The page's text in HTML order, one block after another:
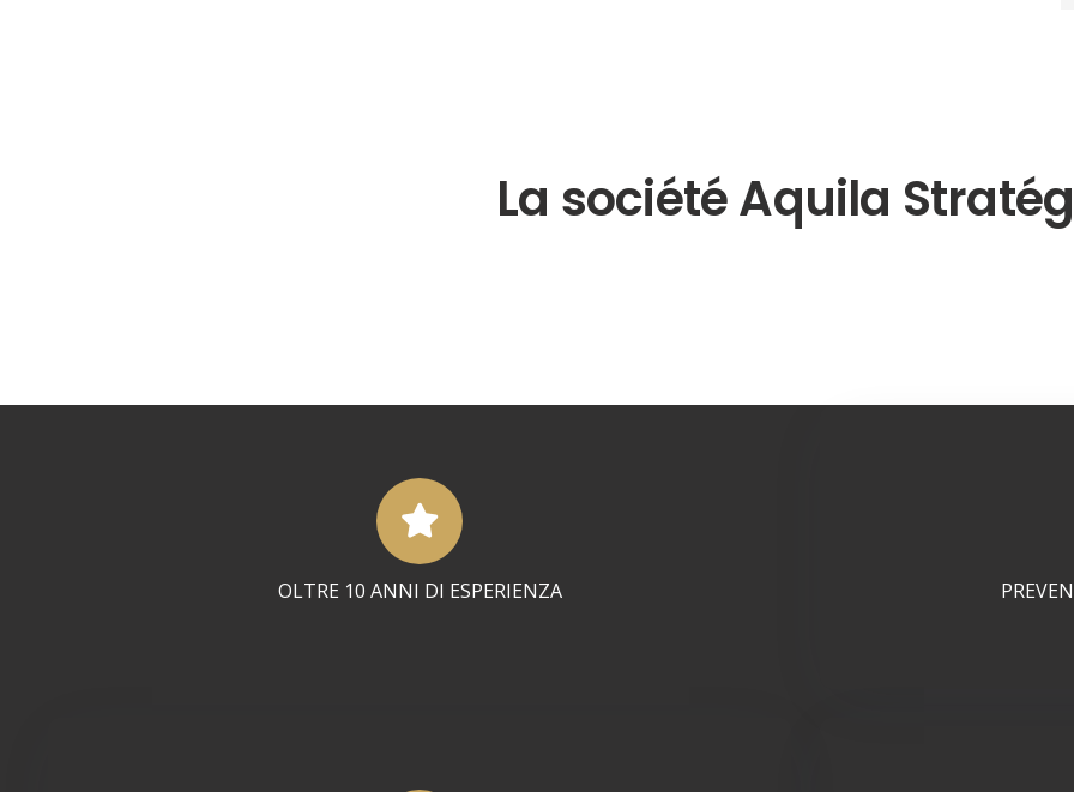
La société Aquila
OLTRE 10 ANNI DI ESPERIENZA